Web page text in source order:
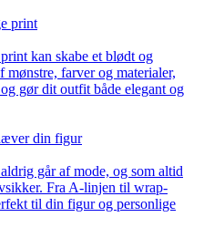
print
kan skabe et blødt og
farver og materialer,
gør dit outfit både elegant og
din figur
går af mode, og som altid
Fra A-linjen til wrap-
til din figur og personlige